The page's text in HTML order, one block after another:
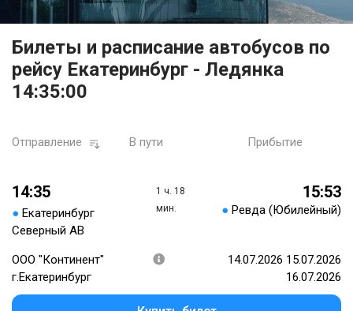
Билеты и расписание автобусов по
рейсу Екатеринбург - Ледянка
14:35:00
Отправление В пути Прибытие
14:35
● Екатеринбург
Северный АВ
1 ч. 18
мин.
15:53
● Ревда (Юбилейный)
ООО "Континент"
г.Екатеринбург
14.07.2026 15.07.2026
16.07.2026